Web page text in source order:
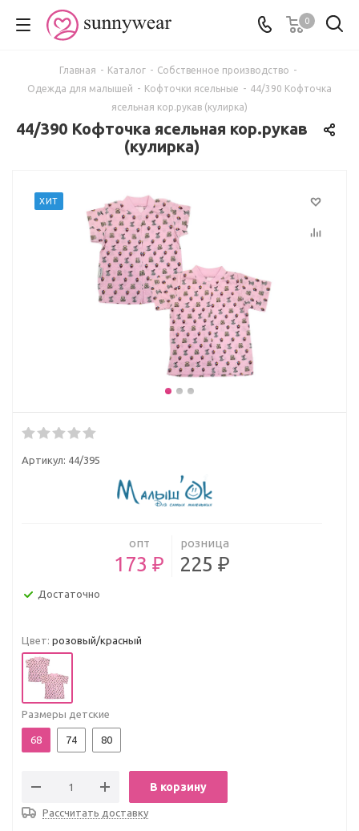
0
Главная - Каталог - Собственное производство -
Одежда для малышей - Кофточки ясельные - 44/390 Кофточка
ясельная кор.рукав (кулирка)
44/390 Кофточка ясельная кор.рукав
(кулирка)
ХИТ
Артикул: 44/395
опт
173 ₽
розница
225 ₽
Достаточно
Цвет: розовый/красный
Размеры детские
68 74 80
В корзину
Рассчитать доставку